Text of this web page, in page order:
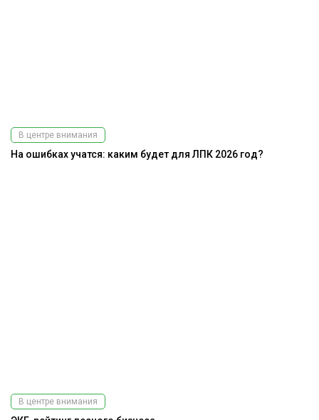
В центре внимания
На ошибках учатся: каким будет для ЛПК 2026 год?
В центре внимания